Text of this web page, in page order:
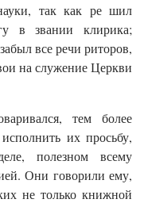
так как ре шил
в звании клирика;
все речи риторов,
на служение Церкви
тем более
их просьбу,
полезном всему
Они говорили ему,
не только книжной